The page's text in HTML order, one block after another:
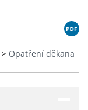
> Opatření děkana